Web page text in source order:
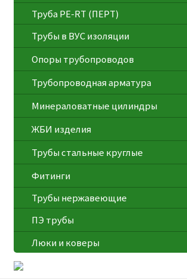
⁠Трубa PE-RT (ПЕРТ)
Трубы в ВУС изоляции
Опоры трубопроводов
Трубопроводная арматура
Минераловатные цилиндры
ЖБИ изделия
Трубы стальные круглые
Фитинги
Трубы нержавеющие
ПЭ трубы
Люки и коверы